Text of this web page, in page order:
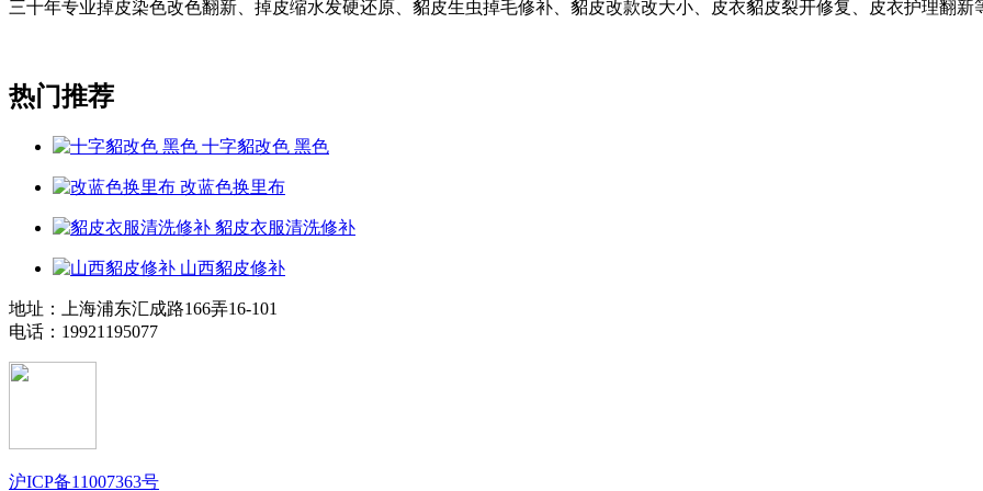
三十年专业掉皮染色改色翻新、掉皮缩水发硬还原、貂皮生虫掉毛修补、貂皮改款改大小、皮衣貂皮裂开修复、皮衣护理翻新
热门推荐
十字貂改色 黑色
改蓝色换里布
貂皮衣服清洗修补
山西貂皮修补
地址：上海浦东汇成路166弄16-101
电话：19921195077
沪ICP备11007363号